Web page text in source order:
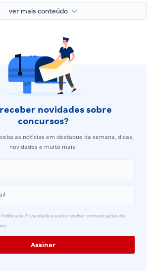
ver mais conteúdo
novidades sobre
concursos?
as notícias em destaque da semana, dicas,
novidades e muito mais.
de Privacidade e aceito receber comunicações do